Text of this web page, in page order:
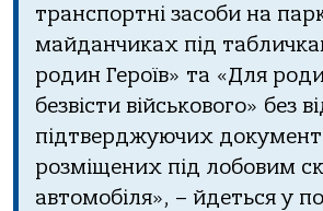
транспортні засоби на
майданчиках під
родин Героїв» та «Для
безвісти військового» без
підтверджуючих
розміщених під лобовим
автомобіля», – йдеться у